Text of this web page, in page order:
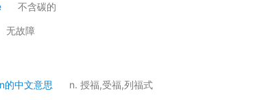
不含碳的
无故障
中文意思
n. 授福,受福,列福式